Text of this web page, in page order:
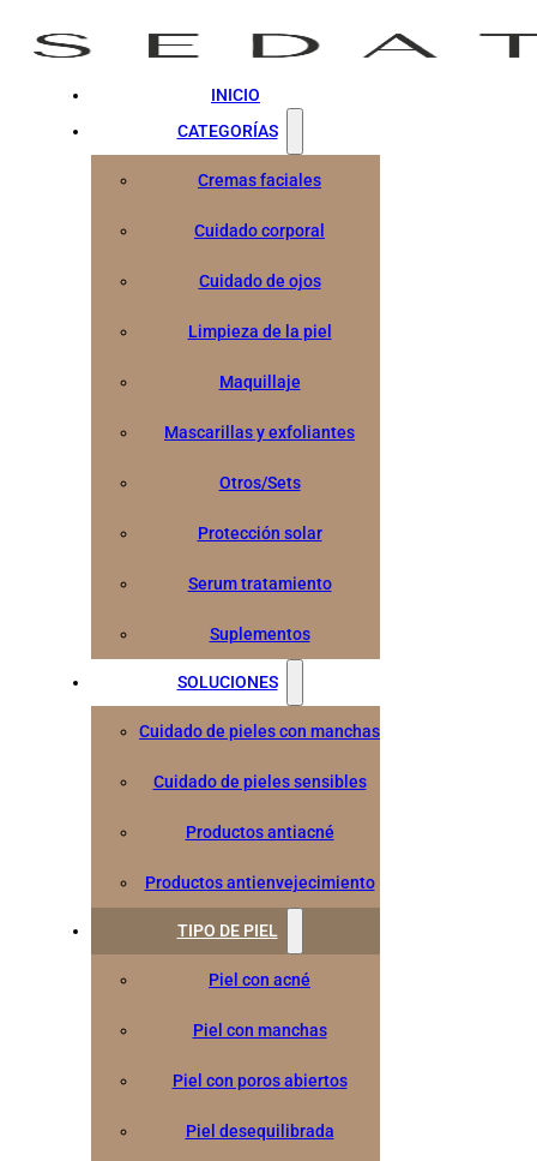
INICIO
CATEGORÍAS
Cremas faciales
Cuidado corporal
Cuidado de ojos
Limpieza de la piel
Maquillaje
Mascarillas y exfoliantes
Otros/Sets
Protección solar
Serum tratamiento
Suplementos
SOLUCIONES
Cuidado de pieles con manchas
Cuidado de pieles sensibles
Productos antiacné
Productos antienvejecimiento
TIPO DE PIEL
Piel con acné
Piel con manchas
Piel con poros abiertos
Piel desequilibrada